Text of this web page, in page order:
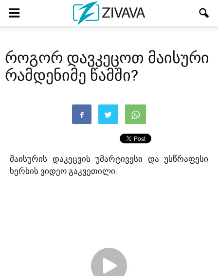
როგორ დავკეცოთ მაისური
რამდენიმე წამში?
მაისურის დაკეცვის უმარტივესი და უსწრაფესი
ხერხის ვიდეო გაკვეთილი.